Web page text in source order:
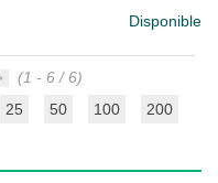
Disponible
(1 - 6 / 6)
25 50 100 200